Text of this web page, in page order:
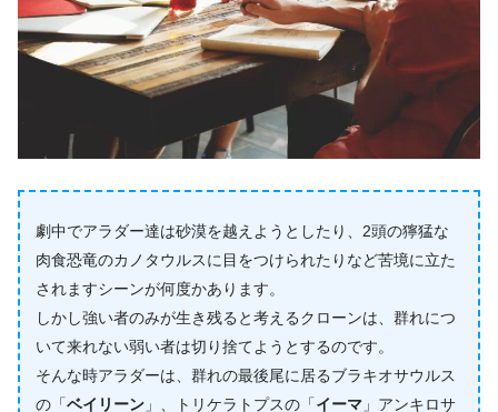
劇中でアラダー達は砂漠を越えようとしたり、2頭の獰猛な
肉食恐竜のカノタウルスに目をつけられたりなど苦境に立た
されますシーンが何度かあります。
しかし強い者のみが生き残ると考えるクローンは、群れにつ
いて来れない弱い者は切り捨てようとするのです。
そんな時アラダーは、群れの最後尾に居るブラキオサウルス
の「ベイリーン 」、トリケラトプスの「イーマ 」アンキロサ